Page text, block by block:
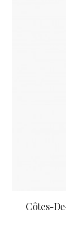
Côtes-